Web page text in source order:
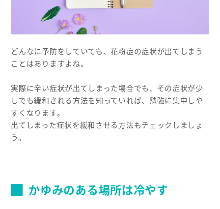
どんなに予防をしていても、花粉症の症状が出てしまう
ことはありますよね。
実際に辛い症状が出てしまった場合でも、その症状が少
しでも緩和される方法を知っていれば、勉強に集中しや
すくなります。
出てしまった症状を緩和させる方法もチェックしましょ
う。
かゆみのある場所は冷やす